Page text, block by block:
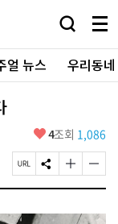
검
창
열
기
메
뉴
전
체
보
얼 뉴스 우리동
좋
요
4조회 1,086
페
이
U
S
N
공
글
자
기
글
자
기